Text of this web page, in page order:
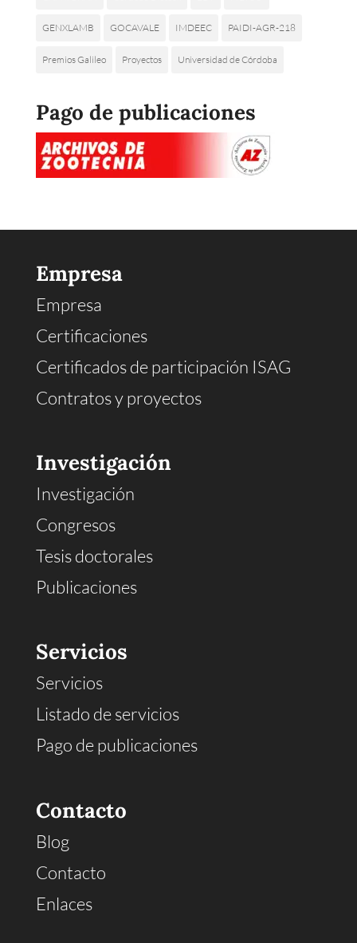
GENXLAMB GOCAVALE IMDEEC PAIDI-AGR-218
Premios Galileo Proyectos Universidad de Córdoba
Pago de publicaciones
Empresa
Empresa
Certificaciones
Certificados de participación ISAG
Contratos y proyectos
Investigación
Investigación
Congresos
Tesis doctorales
Publicaciones
Servicios
Servicios
Listado de servicios
Pago de publicaciones
Contacto
Blog
Contacto
Enlaces